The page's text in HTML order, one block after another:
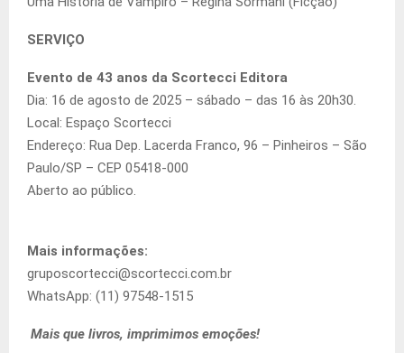
SERVIÇO
Evento de 43 anos da Scortecci Editora
Dia: 16 de agosto de 2025 – sábado – das 16 às 20h30.
Local: Espaço Scortecci
Endereço: Rua Dep. Lacerda Franco, 96 – Pinheiros – São
Paulo/SP – CEP 05418-000
Aberto ao público.
Mais informações:
gruposcortecci@scortecci.com.br
WhatsApp: (11) 97548-1515
Mais que livros, imprimimos emoções!